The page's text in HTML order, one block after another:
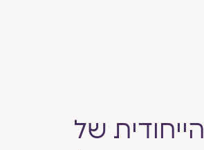
בבסיס פלטפורמת Alma Hybrid ניצבת טכנולוגיית ™HyGrid הייחודית של